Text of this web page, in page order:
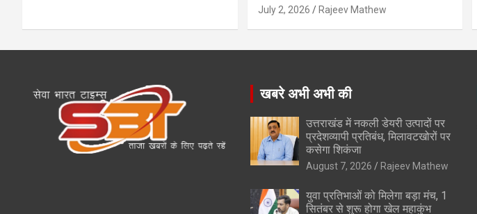
July 2, 2026 Rajeev Mathew
खबरे अभी अभी की
उत्तराखंड में नकली डेयरी उत्पादों पर
प्रदेशव्यापी प्रतिबंध, मिलावटखोरों पर
कसेगा शिकंजा
August 7, 2026 Rajeev Mathew
युवा प्रतिभाओं को मिलेगा बड़ा मंच, 1
सितंबर से शुरू होगा खेल महाकुंभ